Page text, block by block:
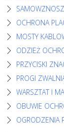
OCHRONA
MOSTY
ODZIEŻ
PRZYCISKI
PROGI
WARSZTAT I
OBUWIE
OGRODZENIA